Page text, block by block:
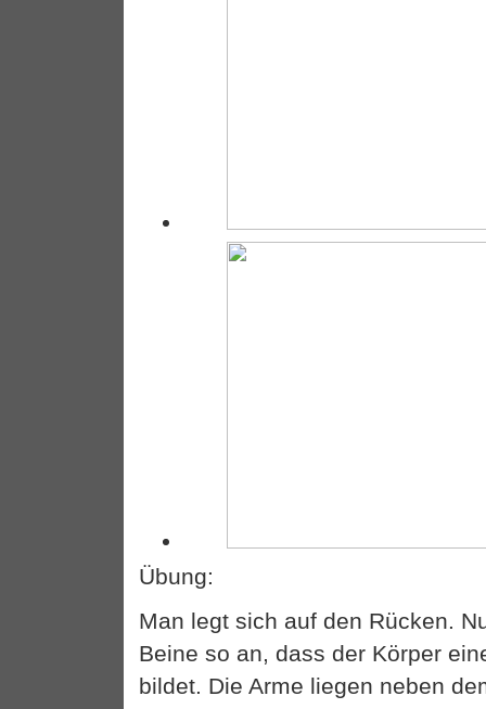
Übung:
Man legt sich auf den Rücken.
Beine so an, dass der Körper
bildet. Die Arme liegen neben